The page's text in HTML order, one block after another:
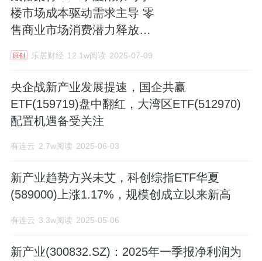
物”代替传统的酶作为发光标记物的公司、
析仪器及配套试剂的公司。公司的研发成
果，填补了国内在体外诊断领域的空白，
疫定量分析领域的领导者。 公司主营业
MAGLUMI? 1000 、MAGLUMI? 2000、
楼市场成本驱动需求主导 零
售商业市场消费潜力释放战
原创 乐居财经 12.1w阅读 2025-07-09
央企战新产业发展提速，国企共赢
ETF(159719)盘中翻红，大湾区ETF(512970)
配置机遇备受关注
有连云 2.7w阅读 2025-06-03
新产业趋势方兴未艾，科创综指ETF华夏
(589000)上涨1.17%，规模创成立以来新高
有连云 3.3w阅读 2025-05-06
新产业(300832.SZ)：2025年一季报净利润为